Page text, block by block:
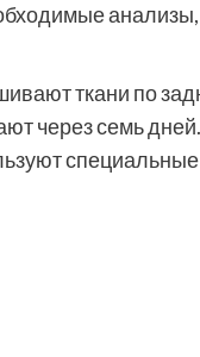
ткани по
через семь